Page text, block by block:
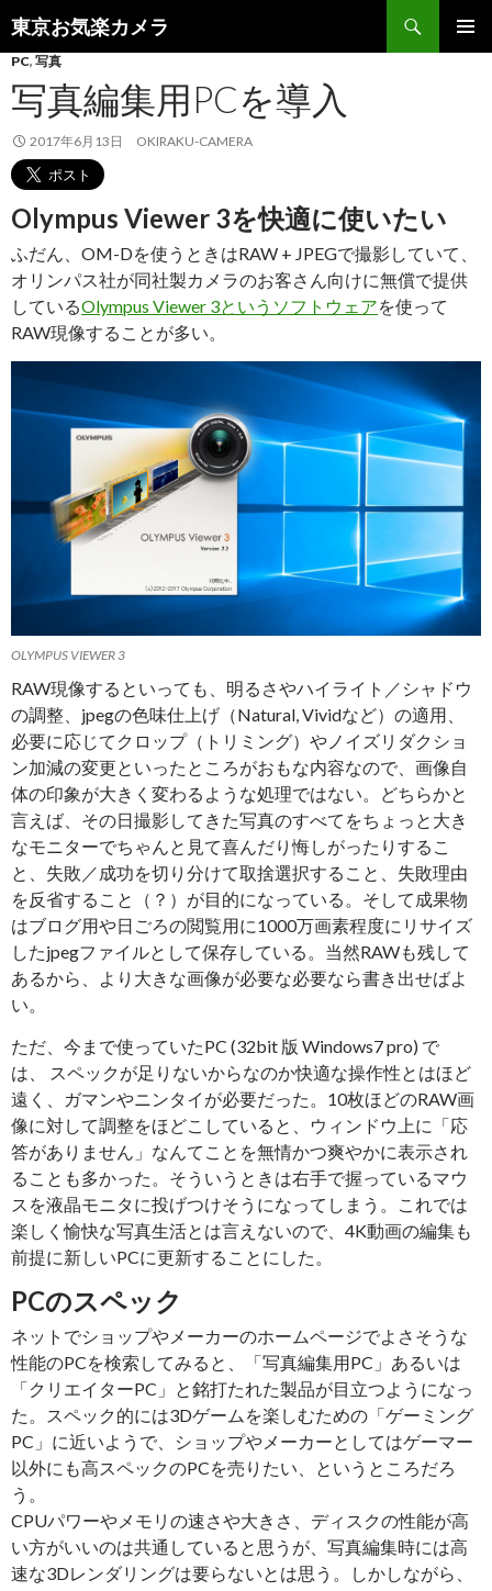
東京お気楽カメラ
検
索
ン
テ
ン
ツ
へ
ス
キ
ッ
プ
PC, 写真
写真編集用PCを導入
2017年6月13日 OKIRAKU-CAMERA
Olympus Viewer 3を快適に使いたい
ふだん、OM-Dを使うときはRAW + JPEGで撮影していて、
オリンパス社が同社製カメラのお客さん向けに無償で提供
しているOlympus Viewer 3というソフトウェアを使って
RAW現像することが多い。
OLYMPUS VIEWER 3
RAW現像するといっても、明るさやハイライト／シャドウ
の調整、jpegの色味仕上げ（Natural, Vividなど）の適用、
必要に応じてクロップ（トリミング）やノイズリダクショ
ン加減の変更といったところがおもな内容なので、画像自
体の印象が大きく変わるような処理ではない。どちらかと
言えば、その日撮影してきた写真のすべてをちょっと大き
なモニターでちゃんと見て喜んだり悔しがったりするこ
と、失敗／成功を切り分けて取捨選択すること、失敗理由
を反省すること（？）が目的になっている。そして成果物
はブログ用や日ごろの閲覧用に1000万画素程度にリサイズ
したjpegファイルとして保存している。当然RAWも残して
あるから、より大きな画像が必要な必要なら書き出せばよ
い。
ただ、今まで使っていたPC (32bit 版 Windows7 pro) で
は、 スペックが足りないからなのか快適な操作性とはほど
遠く、ガマンやニンタイが必要だった。10枚ほどのRAW画
像に対して調整をほどこしていると、ウィンドウ上に「応
答がありません」なんてことを無情かつ爽やかに表示され
ることも多かった。そういうときは右手で握っているマウ
スを液晶モニタに投げつけそうになってしまう。これでは
楽しく愉快な写真生活とは言えないので、4K動画の編集も
前提に新しいPCに更新することにした。
PCのスペック
ネットでショップやメーカーのホームページでよさそうな
性能のPCを検索してみると、「写真編集用PC」あるいは
「クリエイターPC」と銘打たれた製品が目立つようになっ
た。スペック的には3Dゲームを楽しむための「ゲーミング
PC」に近いようで、ショップやメーカーとしてはゲーマー
以外にも高スペックのPCを売りたい、というところだろ
う。
CPUパワーやメモリの速さや大きさ、ディスクの性能が高
い方がいいのは共通していると思うが、写真編集時には高
速な3Dレンダリングは要らないとは思う。しかしながら、